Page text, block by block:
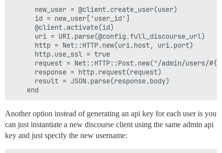
      new_user = @client.create_user(user)
      id = new_user['user_id']
      @client.activate(id)
      uri = URI.parse(@config.full_discourse_url)
      http = Net::HTTP.new(uri.host, uri.port)
      http.use_ssl = true
request = Net::HTTP::Post.new("/admin/users/
      response = http.request(request)
      result = JSON.parse(response.body)
Another option instead of generating an api key for each user is you
can just instantiate a new discourse client using the same admin api
key and just specify the new username: